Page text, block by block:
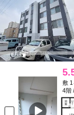
敷 1
4階